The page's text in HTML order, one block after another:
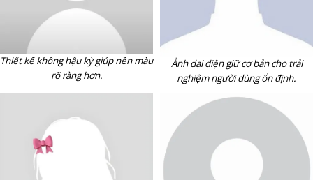
Thiết kế không hậu kỳ giúp nền màu
rõ ràng hơn.
Ảnh đại diện giữ cơ bản cho trải
nghiệm người dùng ổn định.